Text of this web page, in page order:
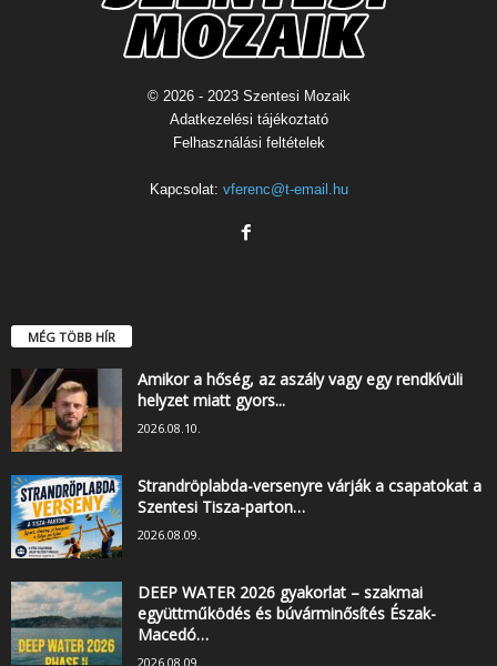
© 2026 - 2023 Szentesi Mozaik
Adatkezelési tájékoztató
Felhasználási feltételek
Kapcsolat: vferenc@t-email.hu
MÉG TÖBB HÍR
Amikor a hőség, az aszály vagy egy rendkívüli
helyzet miatt gyors...
2026.08.10.
Strandröplabda-versenyre várják a csapatokat a
Szentesi Tisza-parton…
2026.08.09.
DEEP WATER 2026 gyakorlat – szakmai
együttműködés és búvárminősítés Észak-
Macedó…
2026.08.09.